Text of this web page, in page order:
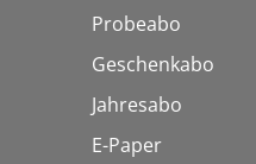
Probeabo
Geschenkabo
Jahresabo
E-Paper